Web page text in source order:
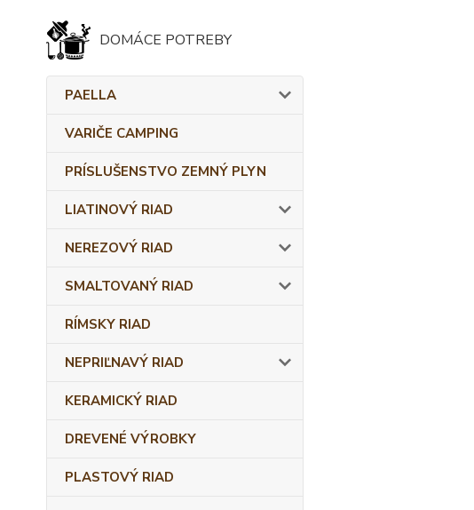
DOMÁCE POTREBY
PAELLA
VARIČE CAMPING
PRÍSLUŠENSTVO ZEMNÝ PLYN
LIATINOVÝ RIAD
NEREZOVÝ RIAD
SMALTOVANÝ RIAD
RÍMSKY RIAD
NEPRIĽNAVÝ RIAD
KERAMICKÝ RIAD
DREVENÉ VÝROBKY
PLASTOVÝ RIAD